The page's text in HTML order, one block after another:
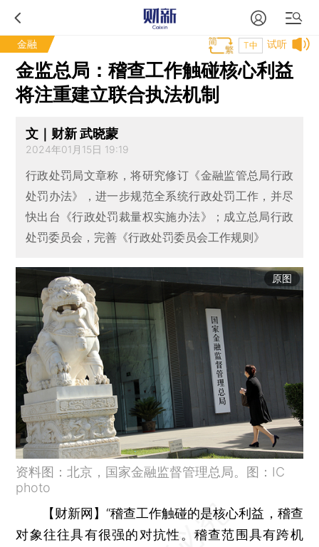
金融 试听
T中
金监总局：稽查工作触碰核心利益
将注重建立联合执法机制
文｜财新 武晓蒙
2024年01月15日 19:19
行政处罚局文章称，将研究修订《金融监管总局行政
处罚办法》，进一步规范全系统行政处罚工作，并尽
快出台《行政处罚裁量权实施办法》；成立总局行政
处罚委员会，完善《行政处罚委员会工作规则》
原图
资料图：北京，国家金融监督管理总局。图：IC
photo
【财新网】 “稽查工作触碰的是核心利益，稽查
对象往往具有很强的对抗性。稽查范围具有跨机